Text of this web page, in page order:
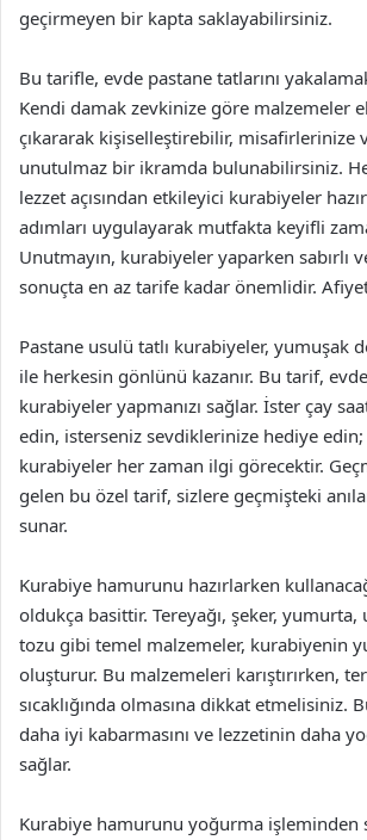
geçirmeyen bir kapta saklayabilirsiniz.
Bu tarifle, evde pastane tatlarını
Kendi damak zevkinize göre malzemeler
çıkararak kişiselleştirebilir, misafirlerinize
unutulmaz bir ikramda bulunabilirsiniz.
lezzet açısından etkileyici kurabiyeler
adımları uygulayarak mutfakta keyifli
Unutmayın, kurabiyeler yaparken sabırlı
sonuçta en az tarife kadar önemlidir.
Pastane usulü tatlı kurabiyeler, yumuşak
ile herkesin gönlünü kazanır. Bu tarif,
kurabiyeler yapmanızı sağlar. İster çay
edin, isterseniz sevdiklerinize hediye edin;
kurabiyeler her zaman ilgi görecektir.
gelen bu özel tarif, sizlere geçmişteki
sunar.
Kurabiye hamurunu hazırlarken
oldukça basittir. Tereyağı, şeker,
tozu gibi temel malzemeler, kurabiyenin
oluşturur. Bu malzemeleri karıştırırken,
sıcaklığında olmasına dikkat etmelisiniz.
daha iyi kabarmasını ve lezzetinin daha
sağlar.
Kurabiye hamurunu yoğurma işleminden